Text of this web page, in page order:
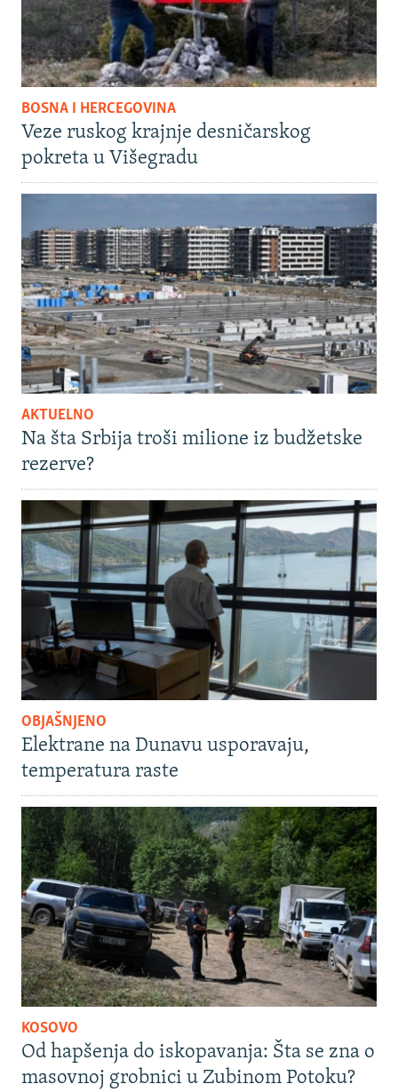
BOSNA I HERCEGOVINA
Veze ruskog krajnje desničarskog
pokreta u Višegradu
AKTUELNO
Na šta Srbija troši milione iz budžetske
rezerve?
OBJAŠNJENO
Elektrane na Dunavu usporavaju,
temperatura raste
KOSOVO
Od hapšenja do iskopavanja: Šta se zna o
masovnoj grobnici u Zubinom Potoku?